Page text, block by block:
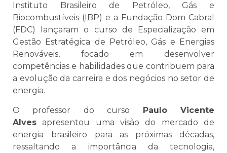
Instituto Brasileiro de Petróleo, Gás e
Biocombustíveis (IBP) e a Fundação Dom Cabral
(FDC) lançaram o curso de Especialização em
Gestão Estratégica de Petróleo, Gás e Energias
Renováveis, focado em desenvolver
competências e habilidades que contribuem para
a evolução da carreira e dos negócios no setor de
energia.
O professor do curso Paulo Vicente
Alves apresentou uma visão do mercado de
energia brasileiro para as próximas décadas,
ressaltando a importância da tecnologia,